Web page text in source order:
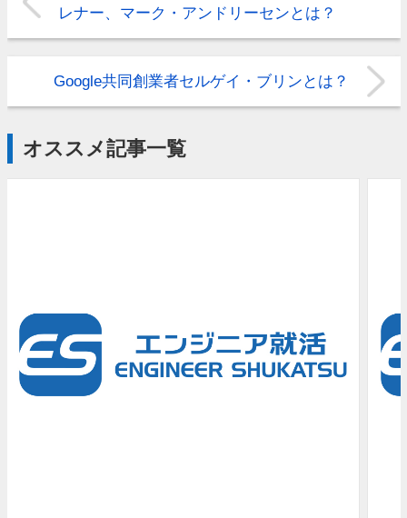
レナー、マーク・アンドリーセンとは？
Google共同創業者セルゲイ・ブリンとは？
オススメ記事一覧